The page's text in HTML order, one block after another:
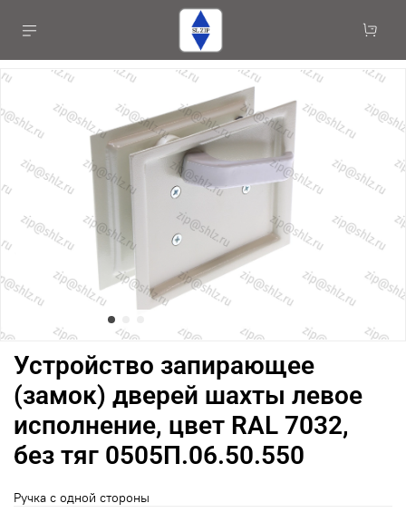
Устройство запирающее
(замок) дверей шахты левое
исполнение, цвет RAL 7032,
без тяг 0505П.06.50.550
Ручка с одной стороны